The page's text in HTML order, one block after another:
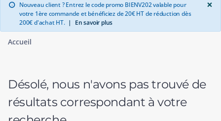
info Nouveau client ? Entrez le code promo BIENV202 valable pour
votre 1ère commande et bénéficiez de 20€ HT de réduction dès
200€ d'achat HT. | En savoir plus
×
Accueil
Désolé, nous n'avons pas trouvé de
résultats correspondant à votre